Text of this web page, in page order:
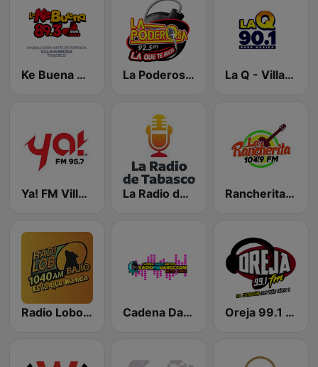
Ke Buena Villahermosa La Poderosa 92.5 FM La Q - Villahermosa
Ya! FM Villahermosa La Radio de Tabasco Rancherita 104.9 FM
Radio Lobo 1040 AM Cadena Dance México Oreja 99.1 FM